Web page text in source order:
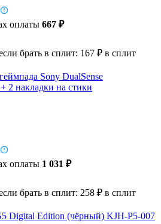
оплаты 667 ₽
брать в сплит: 167 ₽ в сплит
Sony DualSense
2 накладки на стики
оплаты 1 031 ₽
брать в сплит: 258 ₽ в сплит
Digital Edition (чёрный) KJH-P5-007